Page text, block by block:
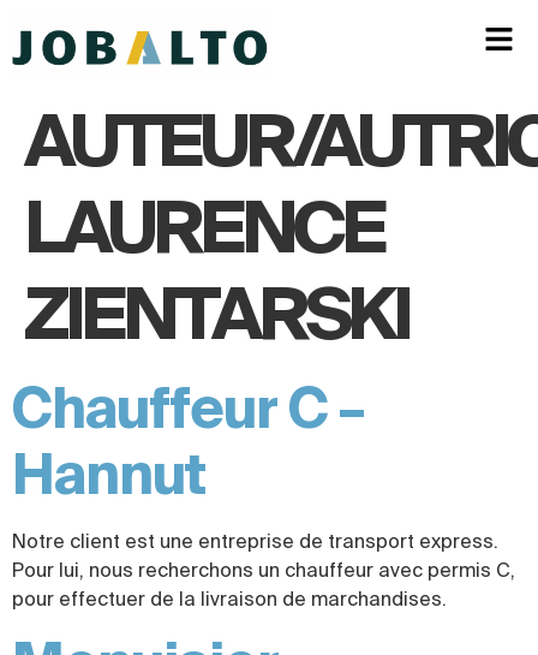
AUTEUR/
LAURENCE
ZIENTARSKI
Chauffeur C –
Hannut
Notre client est une entreprise de transport express.
Pour lui, nous recherchons un chauffeur avec permis C,
pour effectuer de la livraison de marchandises.